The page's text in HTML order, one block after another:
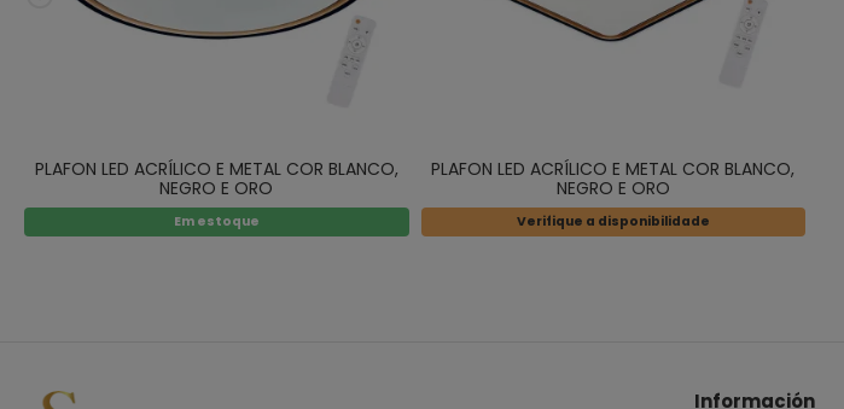
PLAFON LED ACRÍLICO E METAL COR BLANCO,
NEGRO E ORO
Em estoque
PLAFON LED ACRÍLICO E METAL COR BLANCO,
NEGRO E ORO
Verifique a disponibilidade
Información